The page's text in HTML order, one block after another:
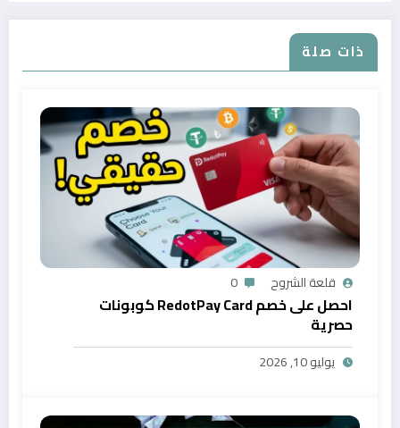
ذات صلة
قلعة الشروح 0
احصل على خصم RedotPay Card كوبونات
حصرية
يوليو 10, 2026